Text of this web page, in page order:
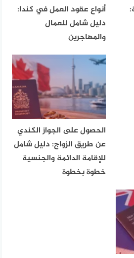
أنواع عقود العمل في كندا:
دليل شامل للعمال
والمهاجرين
الحصول على الجواز الكندي
عن طريق الزواج: دليل شامل
للإقامة الدائمة والجنسية
خطوة بخطوة